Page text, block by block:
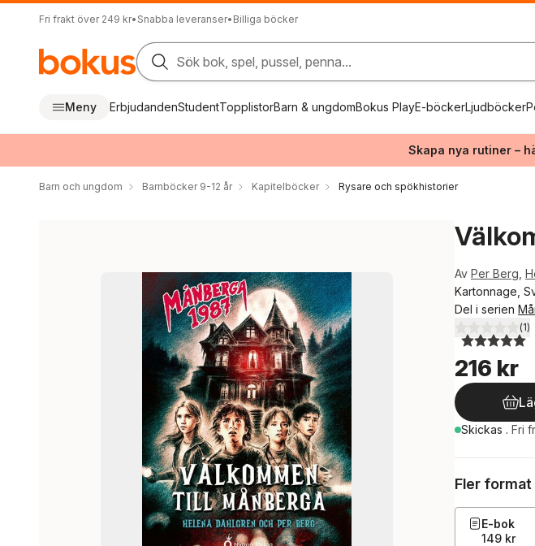
Fri frakt över 249 kr• Snabba leveranser• Billiga böcker
Sök bok, spel, pussel, penna...
Meny ErbjudandenStudentTopplistorBarn & ungdomBokus PlayE-böckerLjudböcker
Skapa nya rutiner –
Barn och ungdom Barnböcker 9-12 år Kapitelböcker Rysare och spökhistorier
Av Per Berg
Kartonnage,
Del i serien
5,0utav 5 (1)
216 kr
Skickas . Fri
Fler
E-bok
149 kr